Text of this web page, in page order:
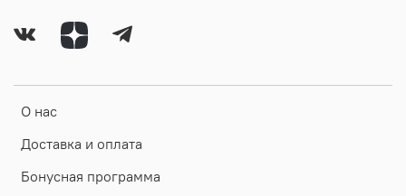
О нас
Доставка и оплата
Бонусная программа